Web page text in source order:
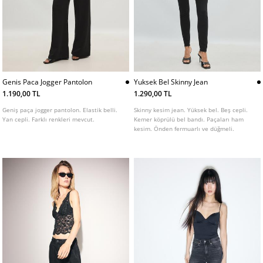
Genis Paca Jogger Pantolon
1.190,00 TL
Geniş paça jogger pantolon. Elastik belli.
Yan cepli. Farklı renkleri mevcut.
Yuksek Bel Skinny Jean
1.290,00 TL
Skinny kesim jean. Yüksek bel. Beş cepli.
Kemer köprülü bel bandı. Paçaları ham
kesim. Önden fermuarlı ve düğmeli.